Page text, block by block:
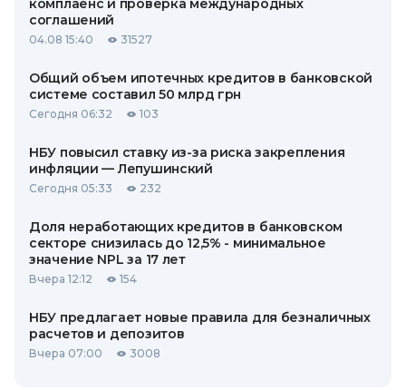
комплаенс и проверка международных
соглашений
04.08 15:40 31527
Общий объем ипотечных кредитов в банковской
системе составил 50 млрд грн
Сегодня 06:32 103
НБУ повысил ставку из-за риска закрепления
инфляции — Лепушинский
Сегодня 05:33 232
Доля неработающих кредитов в банковском
секторе снизилась до 12,5% - минимальное
значение NPL за 17 лет
Вчера 12:12 154
НБУ предлагает новые правила для безналичных
расчетов и депозитов
Вчера 07:00 3008